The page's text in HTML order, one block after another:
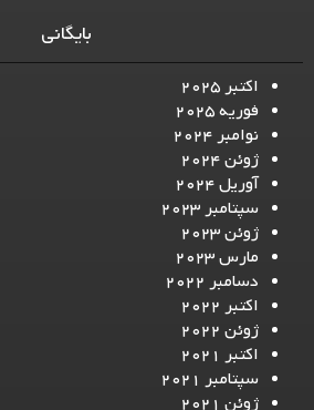
بایگانی
اکتبر 2025
فوریه 2025
نوامبر 2024
ژوئن 2024
آوریل 2024
سپتامبر 2023
ژوئن 2023
مارس 2023
دسامبر 2022
اکتبر 2022
ژوئن 2022
اکتبر 2021
سپتامبر 2021
ژوئن 2021